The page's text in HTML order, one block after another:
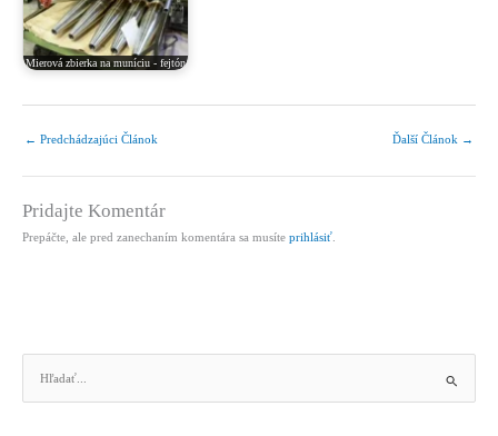
Mierová zbierka na muníciu - fejtón
← Predchádzajúci Článok Ďalší Článok →
Pridajte Komentár
Prepáčte, ale pred zanechaním komentára sa musíte prihlásiť